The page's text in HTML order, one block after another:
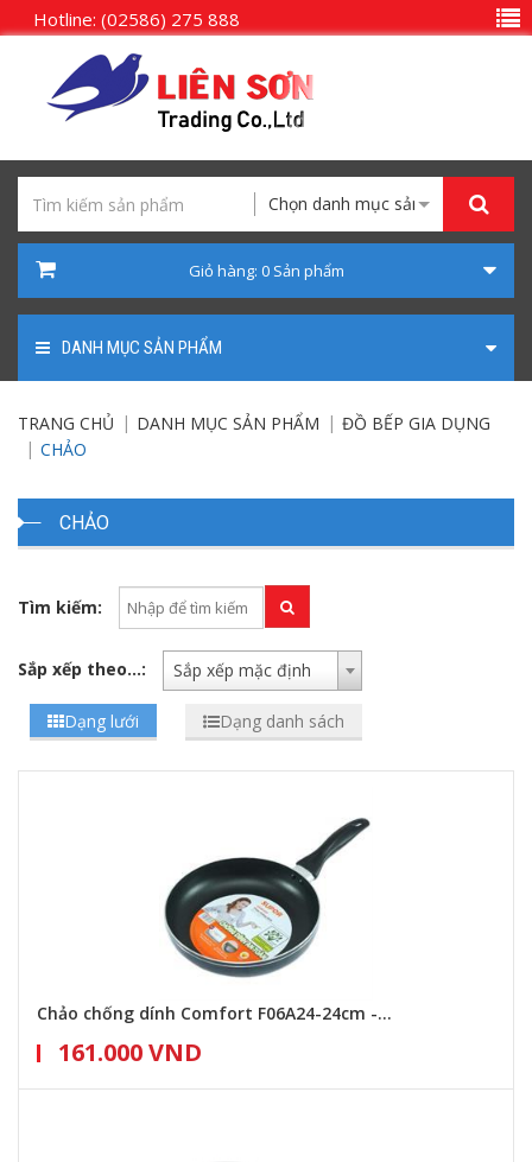
Hotline: (02586) 275 888
Chọn danh mục sản phẩm
Giỏ hàng: 0 Sản phẩm
DANH MỤC SẢN PHẨM
TRANG CHỦ DANH MỤC SẢN PHẨM
ĐỒ BẾP GIA DỤNG
CHẢO
CHẢO
Tìm kiếm:
Sắp xếp theo...: Sắp xếp mặc định
Dạng lưới Dạng danh sách
Chảo chống dính Comfort F06A24-24cm -...
161.000 VND